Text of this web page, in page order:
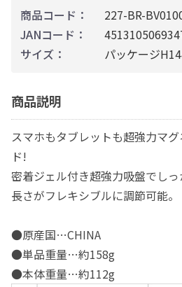
商品コード：
227-BR-
JANコード：
サイズ：
パッケージ
商品説明
スマホもタブレットも超強力マ
ド!
密着ジェル付き超強力吸盤でし
長さがフレキシブルに調節可能。
●原産国…CHINA
●単品重量…約158g
●本体重量…約112g